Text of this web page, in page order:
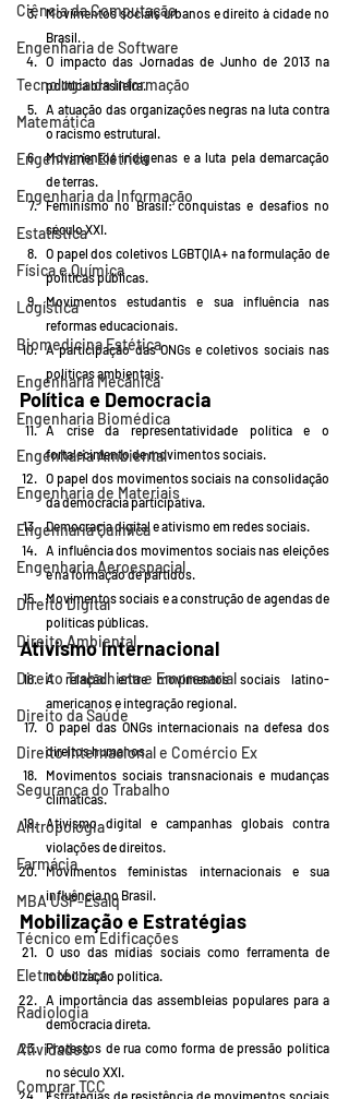
Ciência da Computação
Engenharia de Software
Tecnologia da Informação
Matemática
Engenharia Elétrica
Engenharia da Informação
Estatística
Física e Química
Logística
Biomedicina Estética
Engenharia Mecânica
Engenharia Biomédica
Engenharia Ambiental
Engenharia de Materiais
Engenharia Química
Engenharia Aeroespacial
Direito Digital
Direito Ambiental
Direito Trabalhista e Empresarial
Direito da Saúde
Direito Internacional e Comércio Ex
Segurança do Trabalho
Antropologia
Farmácia
MBA USP-Esalq
Técnico em Edificações
Eletrotécnica
Radiologia
Atividades
Comprar TCC
Movimentos sociais urbanos e direito à cidade no
Brasil.
O impacto das Jornadas de Junho de 2013 na
política brasileira.
A atuação das organizações negras na luta contra
o racismo estrutural.
Movimentos indígenas e a luta pela demarcação
de terras.
Feminismo no Brasil: conquistas e desafios no
século XXI.
O papel dos coletivos LGBTQIA+ na formulação de
políticas públicas.
Movimentos estudantis e sua influência nas
reformas educacionais.
A participação das ONGs e coletivos sociais nas
políticas ambientais.
Política e Democracia
A crise da representatividade política e o
fortalecimento de movimentos sociais.
O papel dos movimentos sociais na consolidação
da democracia participativa.
Democracia digital e ativismo em redes sociais.
A influência dos movimentos sociais nas eleições
e na formação de partidos.
Movimentos sociais e a construção de agendas de
políticas públicas.
Ativismo Internacional
A relação entre movimentos sociais latino-
americanos e integração regional.
O papel das ONGs internacionais na defesa dos
direitos humanos.
Movimentos sociais transnacionais e mudanças
climáticas.
Ativismo digital e campanhas globais contra
violações de direitos.
Movimentos feministas internacionais e sua
influência no Brasil.
Mobilização e Estratégias
O uso das mídias sociais como ferramenta de
mobilização política.
A importância das assembleias populares para a
democracia direta.
Protestos de rua como forma de pressão política
no século XXI.
Estratégias de resistência de movimentos sociais